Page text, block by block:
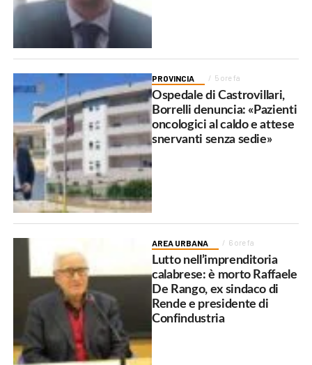
PROVINCIA 5 ore fa
Ospedale di Castrovillari,
Borrelli denuncia: «Pazienti
oncologici al caldo e attese
snervanti senza sedie»
AREA URBANA 6 ore fa
Lutto nell’imprenditoria
calabrese: è morto Raffaele
De Rango, ex sindaco di
Rende e presidente di
Confindustria